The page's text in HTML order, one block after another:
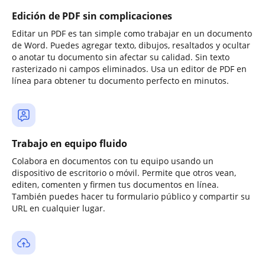
Edición de PDF sin complicaciones
Editar un PDF es tan simple como trabajar en un documento
de Word. Puedes agregar texto, dibujos, resaltados y ocultar
o anotar tu documento sin afectar su calidad. Sin texto
rasterizado ni campos eliminados. Usa un editor de PDF en
línea para obtener tu documento perfecto en minutos.
Trabajo en equipo fluido
Colabora en documentos con tu equipo usando un
dispositivo de escritorio o móvil. Permite que otros vean,
editen, comenten y firmen tus documentos en línea.
También puedes hacer tu formulario público y compartir su
URL en cualquier lugar.